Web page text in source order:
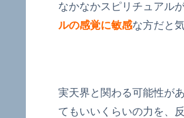
なかなかスピリチュアル
ルの感覚に敏感な方だと
実天界と関わる可能性があ
てもいいくらいの力を、